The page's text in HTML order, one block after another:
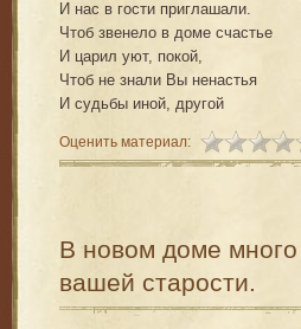
И нас в гости приглашали.
Чтоб звенело в доме счастье
И царил уют, покой,
Чтоб не знали Вы ненастья
И судьбы иной, другой
Оценить материал:
В новом доме много
вашей старости.